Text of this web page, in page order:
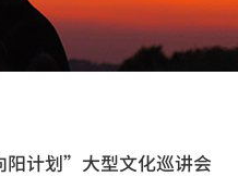
计划”大型文化巡讲会